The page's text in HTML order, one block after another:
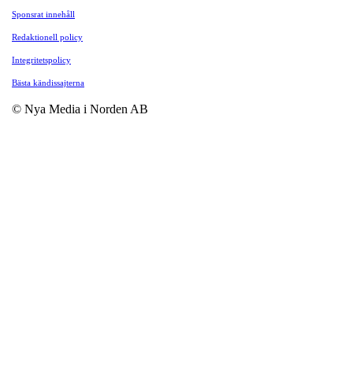
Sponsrat innehåll
Redaktionell policy
Integritetspolicy
Bästa kändissajterna
© Nya Media i Norden AB